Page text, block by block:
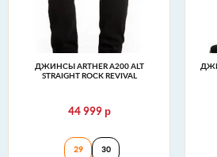
ДЖИНСЫ ARTHER A200 ALT
STRAIGHT ROCK REVIVAL
44 999 р
Джинсы ARTHER A200
29 30